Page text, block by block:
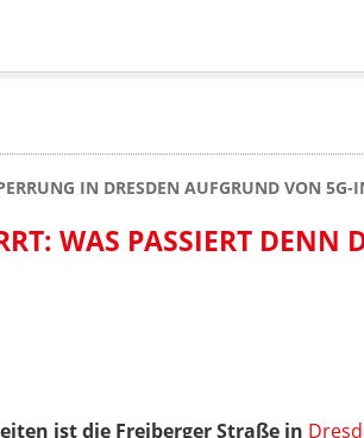
IN DRESDEN AUFGRUND VON 5G-
WAS PASSIERT DENN
ist die Freiberger Straße in